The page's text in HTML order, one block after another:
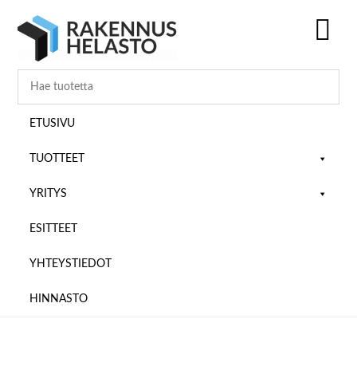
pääsisältöön
ensisijaiseen
alatunnisteeseen
ETUSIVU
TUOTTEET
YRITYS
ESITTEET
YHTEYSTIEDOT
HINNASTO